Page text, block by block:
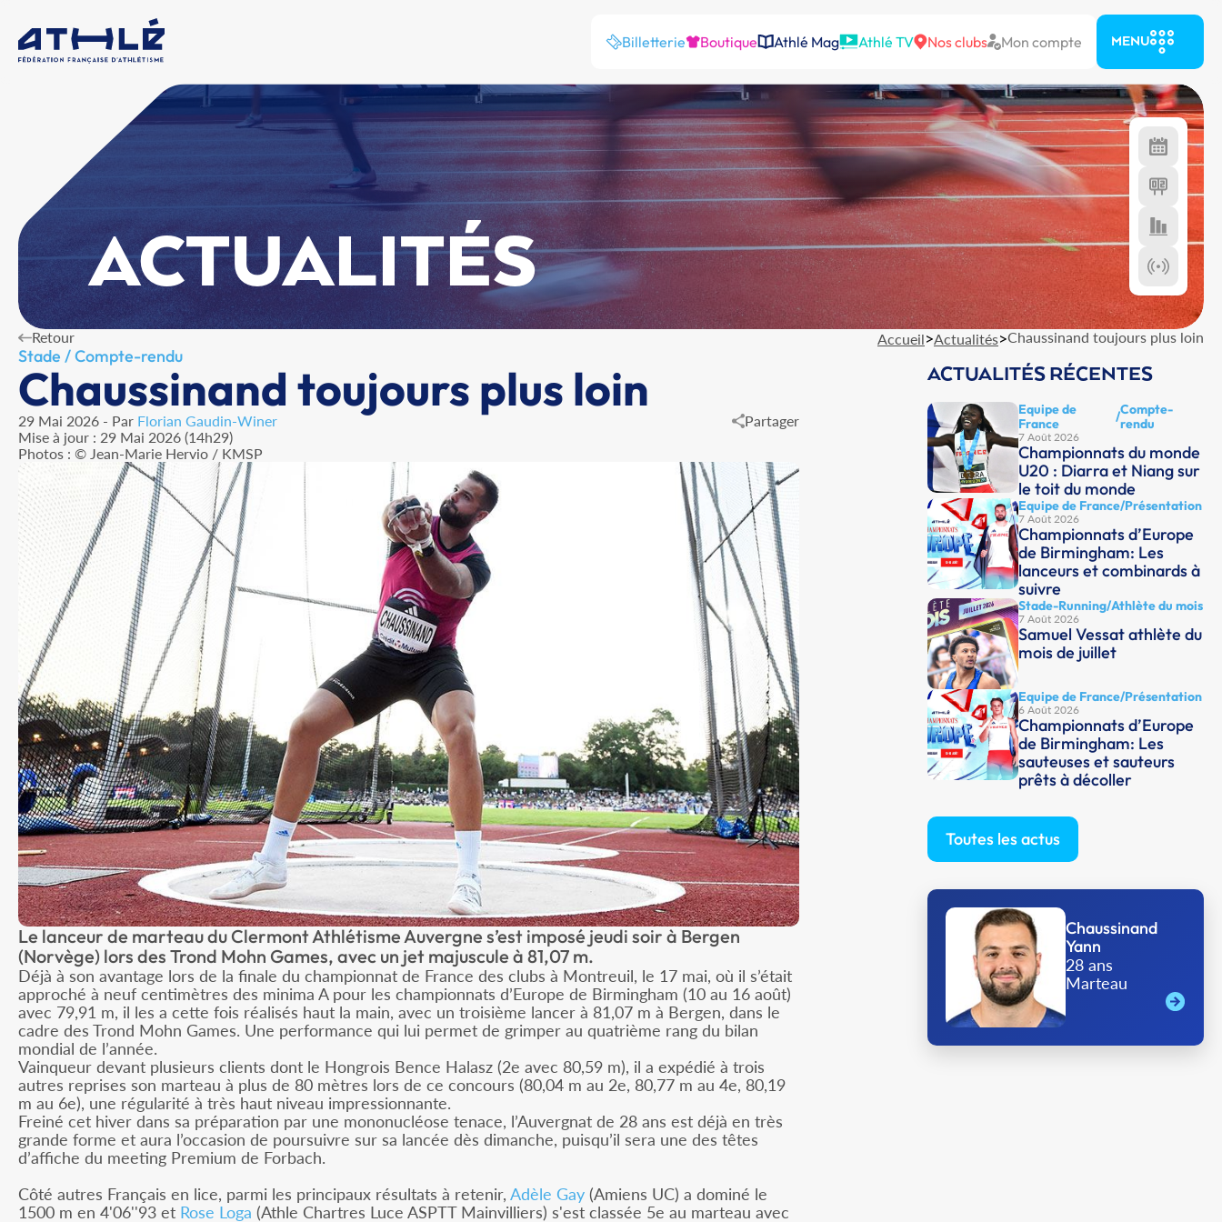
Billetterie Boutique Athlé Mag Athlé TV Nos clubs Mon compte MENU
ACTUALITÉS
Retour Accueil>Actualités>Chaussinand toujours plus loin
Stade / Compte-rendu
Chaussinand toujours plus loin
29 Mai 2026 - Par Florian Gaudin-Winer
Mise à jour : 29 Mai 2026 (14h29)
Photos : © Jean-Marie Hervio / KMSP
Partager
Le lanceur de marteau du Clermont Athlétisme Auvergne s’est imposé jeudi soir à Bergen
(Norvège) lors des Trond Mohn Games, avec un jet majuscule à 81,07 m.
Déjà à son avantage lors de la finale du championnat de France des clubs à Montreuil, le 17 mai, où il s’était
approché à neuf centimètres des minima A pour les championnats d’Europe de Birmingham (10 au 16 août)
avec 79,91 m, il les a cette fois réalisés haut la main, avec un troisième lancer à 81,07 m à Bergen, dans le
cadre des Trond Mohn Games. Une performance qui lui permet de grimper au quatrième rang du bilan
mondial de l’année.
Vainqueur devant plusieurs clients dont le Hongrois Bence Halasz (2e avec 80,59 m), il a expédié à trois
autres reprises son marteau à plus de 80 mètres lors de ce concours (80,04 m au 2e, 80,77 m au 4e, 80,19
m au 6e), une régularité à très haut niveau impressionnante.
Freiné cet hiver dans sa préparation par une mononucléose tenace, l’Auvergnat de 28 ans est déjà en très
grande forme et aura l’occasion de poursuivre sur sa lancée dès dimanche, puisqu’il sera une des têtes
d’affiche du meeting Premium de Forbach.
Côté autres Français en lice, parmi les principaux résultats à retenir, Adèle Gay (Amiens UC) a dominé le
1500 m en 4'06''93 et Rose Loga (Athle Chartres Luce ASPTT Mainvilliers) s'est classée 5e au marteau avec
ACTUALITÉS RÉCENTES
Equipe de
France
/Compte-
rendu
7 Août 2026
Championnats du monde
U20 : Diarra et Niang sur
le toit du monde
Equipe de France/Présentation
7 Août 2026
Championnats d’Europe
de Birmingham: Les
lanceurs et combinards à
suivre
Stade-Running/Athlète du mois
7 Août 2026
Samuel Vessat athlète du
mois de juillet
Equipe de France/Présentation
6 Août 2026
Championnats d’Europe
de Birmingham: Les
sauteuses et sauteurs
prêts à décoller
Toutes les actus
Chaussinand
Yann
28 ans
Marteau